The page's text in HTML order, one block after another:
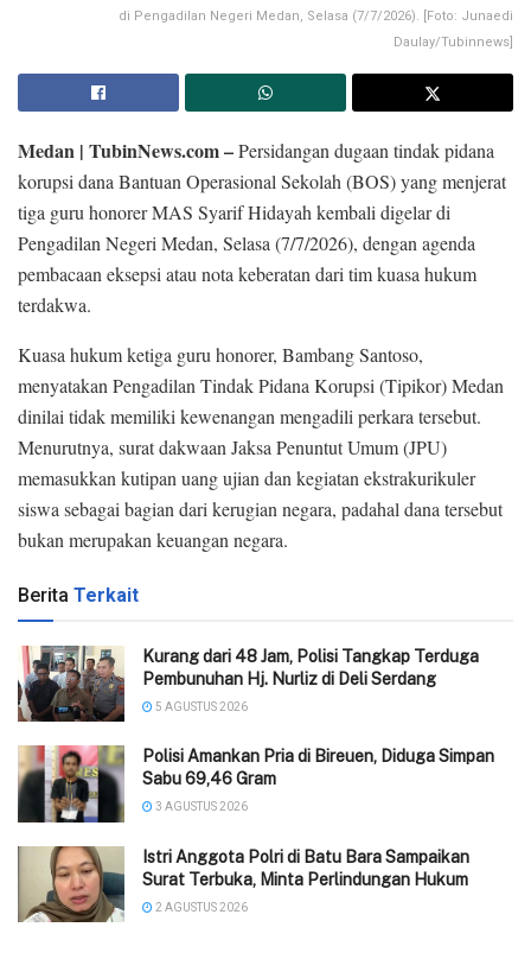
di Pengadilan Negeri Medan, Selasa (7/7/2026). [Foto: Junaedi
Daulay/Tubinnews]
Medan | TubinNews.com –Persidangan dugaan tindak pidana
korupsi dana Bantuan Operasional Sekolah (BOS) yang menjerat
tiga guru honorer MAS Syarif Hidayah kembali digelar di
Pengadilan Negeri Medan, Selasa (7/7/2026), dengan agenda
pembacaan eksepsi atau nota keberatan dari tim kuasa hukum
terdakwa.
Kuasa hukum ketiga guru honorer, Bambang Santoso,
menyatakan Pengadilan Tindak Pidana Korupsi (Tipikor) Medan
dinilai tidak memiliki kewenangan mengadili perkara tersebut.
Menurutnya, surat dakwaan Jaksa Penuntut Umum (JPU)
memasukkan kutipan uang ujian dan kegiatan ekstrakurikuler
siswa sebagai bagian dari kerugian negara, padahal dana tersebut
bukan merupakan keuangan negara.
Berita Terkait
‎Kurang dari 48 Jam, Polisi Tangkap Terduga
Pembunuhan Hj. Nurliz di Deli Serdang
5 AGUSTUS 2026
Polisi Amankan Pria di Bireuen, Diduga Simpan
Sabu 69,46 Gram
3 AGUSTUS 2026
Istri Anggota Polri di Batu Bara Sampaikan
Surat Terbuka, Minta Perlindungan Hukum
2 AGUSTUS 2026